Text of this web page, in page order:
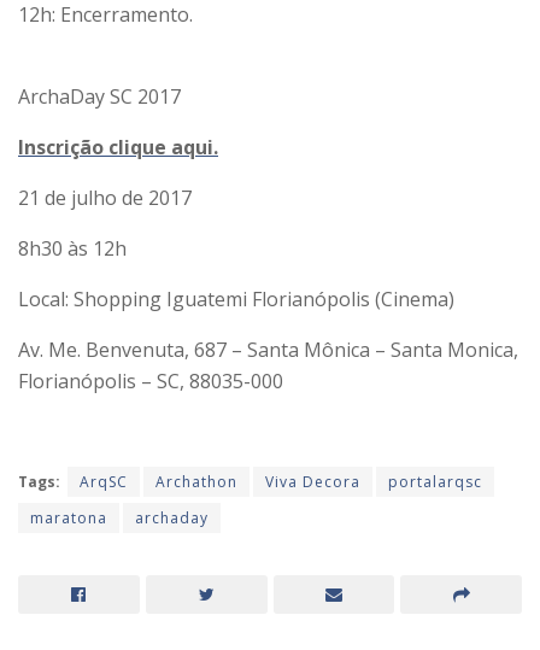
12h: Encerramento.
ArchaDaySC 2017
Inscrição clique aqui.
21 de julho de 2017
8h30 às 12h
Local: Shopping Iguatemi Florianópolis (Cinema)
Av. Me. Benvenuta, 687 – Santa Mônica – Santa Monica,
Florianópolis – SC, 88035-000
Tags: ArqSC Archathon Viva Decora
portalarqsc
maratona
archaday